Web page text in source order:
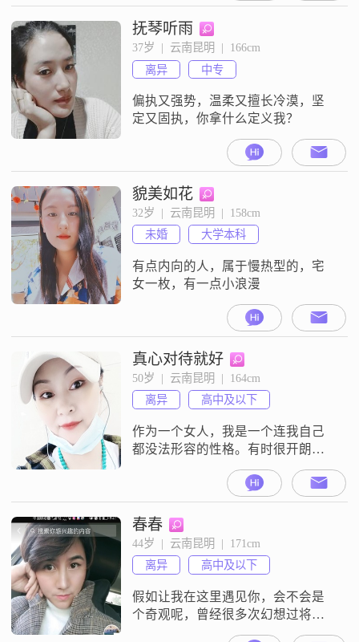
抚琴听雨
37岁  |  云南昆明  |  166cm
离异
中专
偏执又强势，温柔又擅长冷漠，坚
定又固执，你拿什么定义我？
貌美如花
32岁  |  云南昆明  |  158cm
未婚
大学本科
有点内向的人，属于慢热型的，宅
女一枚，有一点小浪漫
真心对待就好
50岁  |  云南昆明  |  164cm
离异
高中及以下
作为一个女人，我是一个连我自己
都没法形容的性格。有时很开朗，
有时候又觉得自己也很内向，有时
候我很开心，有时候又很伤感，对
于人生的参悟，我觉得自愧不如，
只是懂了一点点。最要紧是活在当
下，努力奋斗，可能不会很完美，
但也不至于让别人看不起。
春春
44岁  |  云南昆明  |  171cm
离异
高中及以下
假如让我在这里遇见你，会不会是
个奇观呢，曾经很多次幻想过将来
另一半的样子，模糊而亲切，寻寻